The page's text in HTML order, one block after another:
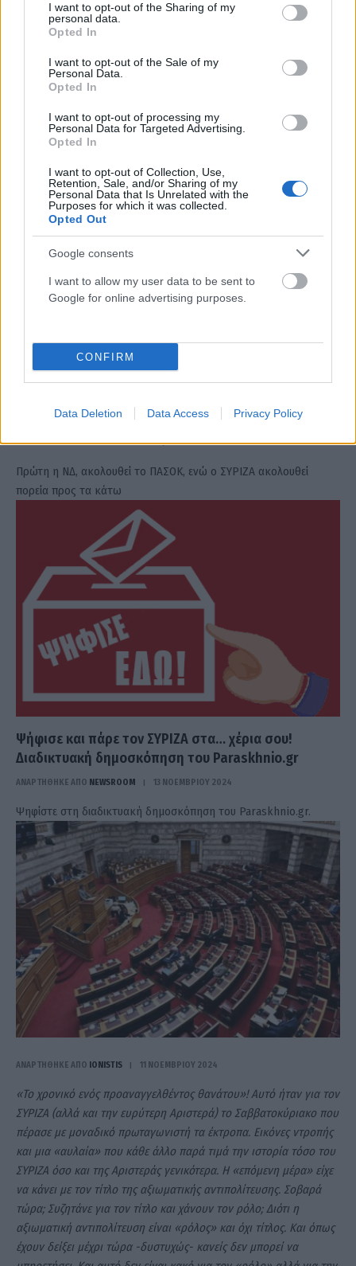
not limited to your visit or usage behaviour. You may click to
grant or deny consent to Google and its third-party tags to
use your data for below specified purposes in below Google
consent section.
I want to opt-out of the Sharing of my
personal data.
Opted In
I want to opt-out of the Sale of my
Personal Data.
Opted In
I want to opt-out of processing my
Personal Data for Targeted Advertising.
Opted In
I want to opt-out of Collection, Use,
Retention, Sale, and/or Sharing of my
Personal Data that Is Unrelated with the
Purposes for which it was collected.
Opted Out
Google consents
I want to allow my user data to be sent to
Google for online advertising purposes.
CONFIRM
Data Deletion Data Access Privacy Policy
Δημοσκόπηση-σοκ! Ο Στέφανος βάζει «ταφόπλακα»
στην ευρύτερη Αριστερά (στατιστικά+γραφήματα)
ΑΝΑΡΤΗΘΗΚΕ ΑΠΟ ΊΩΝ ΠΑΠΑΔΆΚΗΣ
Διενεργήθηκε από τις 13 Νοεμβρίου έως τις 19 Νοεμβρίου
πανελλαδικά σε δείγμα 1.350 ατόμων και τα ευρήματα είναι
-επιεικώς- σοκαριστικά!
Κασσελάκη «ρίχνεται» στη μάχη
ΑΝΑΡΤΗΘΗΚΕ ΑΠΟΓΕΩΡΓΊΑ ΝΤΟΎΝΗ 16 ΝΟΕΜΒΡΊΟΥ 2024
Πρώτη η ΝΔ, ακολουθεί το ΠΑΣΟΚ, ενώ ο ΣΥΡΙΖΑ ακολουθεί
πορεία προς τα κάτω
Ψήφισε και πάρε τον ΣΥΡΙΖΑ στα… χέρια σου!
Διαδικτυακή δημοσκόπηση του Paraskhnio.gr
ΑΝΑΡΤΗΘΗΚΕ ΑΠΟ NEWSROOM 13 ΝΟΕΜΒΡΊΟΥ 2024
Ψηφίστε στη διαδικτυακή δημοσκόπηση του Paraskhnio.gr.
ΑΝΑΡΤΗΘΗΚΕ ΑΠΟ IONISTIS 11 ΝΟΕΜΒΡΊΟΥ 2024
«Το χρονικό ενός προαναγγελθέντος θανάτου»! Αυτό ήταν για τον
ΣΥΡΙΖΑ (αλλά και την ευρύτερη Αριστερά) το Σαββατοκύριακο που
πέρασε με μοναδικό πρωταγωνιστή τα έκτροπα. Εικόνες ντροπής
και μια «αυλαία» που κάθε άλλο παρά τιμά την ιστορία τόσο του
ΣΥΡΙΖΑ όσο και της Αριστεράς γενικότερα. Η «επόμενη μέρα» είχε
να κάνει με τον τίτλο της αξιωματικής αντιπολίτευσης. Σοβαρά
τώρα; Συζητάνε για τον τίτλο και χάνουν τον ρόλο; Διότι η
αξιωματική αντιπολίτευση είναι «ρόλος» και όχι τίτλος. Και όπως
έχουν δείξει μέχρι τώρα -δυστυχώς- κανείς δεν μπορεί να